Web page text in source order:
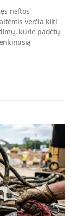
naftos
verčia kilti
kurie padėtų